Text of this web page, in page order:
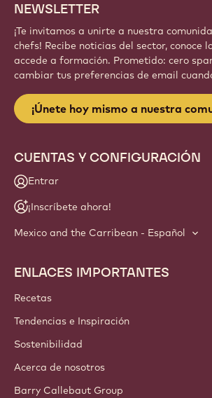
NEWSLETTER
¡Te invitamos a unirte a nuestra
chefs! Recibe noticias del sector, conoce
accede a formación. Prometido: cero
cambiar tus preferencias de email
¡Únete hoy mismo a nuestra
CUENTAS Y CONFIGURACIÓN
Entrar
¡Inscríbete ahora!
Mexico and the Carribean - Español
Footer
Callebaut
ENLACES IMPORTANTES
Recetas
Tendencias e Inspiración
Sostenibilidad
Acerca de nosotros
Barry Callebaut Group